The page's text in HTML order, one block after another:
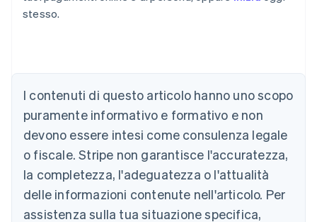
stesso.
I contenuti di questo articolo hanno uno scopo
puramente informativo e formativo e non
devono essere intesi come consulenza legale
o fiscale. Stripe non garantisce l'accuratezza,
la completezza, l'adeguatezza o l'attualità
delle informazioni contenute nell'articolo. Per
assistenza sulla tua situazione specifica,
English
Austria
Deutsch English
Belgio
NederlandsFrançaisDeutschEnglish
PortuguêsEnglish
Bulgaria
English
Canada
English Français